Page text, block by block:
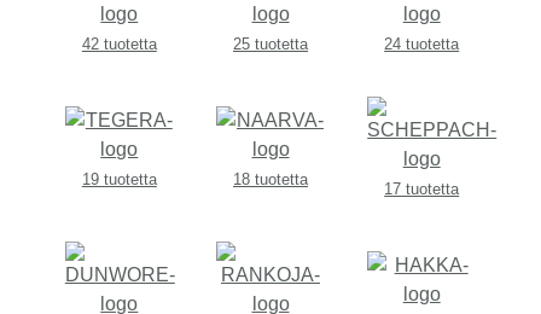
42 tuotetta 25 tuotetta 24 tuotetta
19 tuotetta 18 tuotetta
17 tuotetta